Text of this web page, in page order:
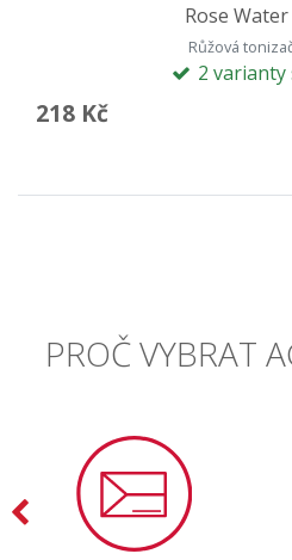
Rose
Růžová
2 varianty
218 Kč
PROČ VYBRAT